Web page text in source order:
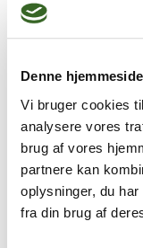
Denne
Vi bruger cookies
analysere vores
brug af vores
partnere kan
oplysninger, du
fra din brug af
Stress
sorg og krise